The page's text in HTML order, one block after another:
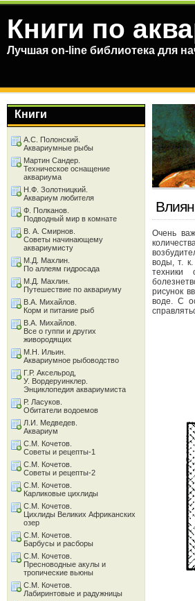
Книги по
Лучшая on-line библиотека для
Очень
воды, т.
техники
рисунок
воде. С
Книги
А.С. Полонский.
Аквариумные рыбы
Мартин Сандер.
Техническое оснащение
аквариума
Н.Ф. Золотницкий.
Аквариум любителя
Ф. Полканов.
Подводный мир в комнате
В. А. Смирнов.
Советы начинающему
аквариумисту
М.Д. Махлин.
По аллеям гидросада
М.Д. Махлин.
Путешествие по аквариуму
В.А. Михайлов.
Корм и питание рыб
В.А. Михайлов.
Все о гуппи и других
живородящих
М.Н. Ильин.
Аквариумное рыбоводство
Г.Р. Аксельрод,
У. Вордеруинклер.
Энциклопедия аквариумиста
Р. Ласуков.
Обитатели водоемов
Л.И. Медведев.
Аквариум
С.М. Кочетов.
Советы и рецепты-1
С.М. Кочетов.
Советы и рецепты-2
С.М. Кочетов.
Карликовые цихлиды
С.М. Кочетов.
Цихлиды Великих Африканских
озер
С.М. Кочетов.
Барбусы и расборы
С.М. Кочетов.
Пресноводные акулы и
тропические вьюны
С.М. Кочетов.
Лабиринтовые и радужницы